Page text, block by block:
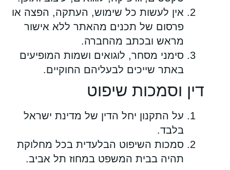
אין לעשות כל שימוש, העתקה, הפצה או
פרסום של תכנים מהאתר ללא אישור
מראש ובכתב מהחברה.
סימני מסחר, לוגואים ושמות המופיעים
באתר שייכים לבעליהם החוקיים.
דין וסמכות שיפוט
על התקנון יחל הדין של מדינת ישראל
בלבד.
סמכות השיפוט הבלעדית בכל מחלוקת
תהיה בבית המשפט במחוז תל אביב.